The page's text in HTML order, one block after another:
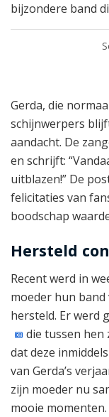
bijzondere band
Gerda, die
schijnwerpers
aandacht. De
en schrijft:
uitblazen!” De
felicitaties van
boodschap
Hersteld
Recent werd in
moeder hun
hersteld. Er werd
die tussen hen
dat deze
van Gerda’s
zijn moeder nu
mooie momenten.